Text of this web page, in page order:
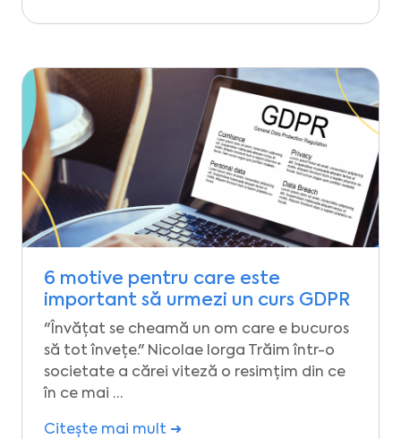
6 motive pentru care este
important să urmezi un curs GDPR
"Învățat se cheamă un om care e bucuros
să tot învețe." Nicolae Iorga Trăim într-o
societate a cărei viteză o resimțim din ce
în ce mai …
Citește mai mult ➜